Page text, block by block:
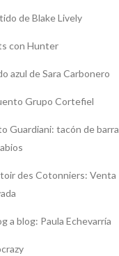
de Blake Lively
con Hunter
azul de Sara Carbonero
Grupo Cortefiel
Guardiani: tacón de barra
des Cotonniers: Venta
a blog: Paula Echevarría